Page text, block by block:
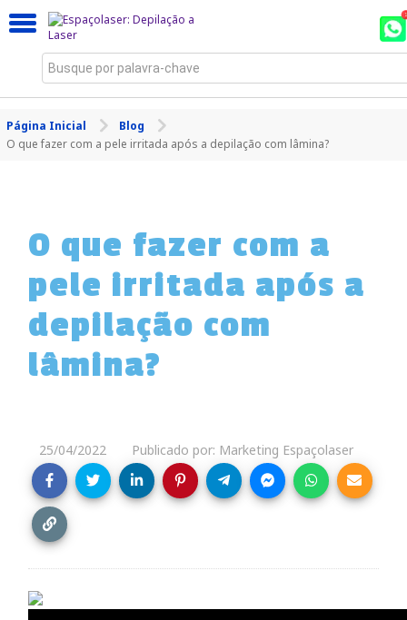
Busque por palavra-chave
Página Inicial
Blog
O que fazer com a pele irritada após a depilação com lâmina?
O que fazer com a
pele irritada após a
depilação com
lâmina?
25/04/2022 Publicado por: Marketing Espaçolaser